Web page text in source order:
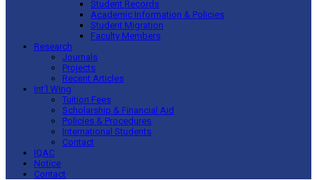
Student Records
Academic Information & Policies
Student Migration
Faculty Members
Research
Journals
Projects
Recent Articles
Int’l Wing
Tuition Fees
Scholarship & Financial Aid
Policies & Procedures
International Students
Contact
IQAC
Notice
Contact